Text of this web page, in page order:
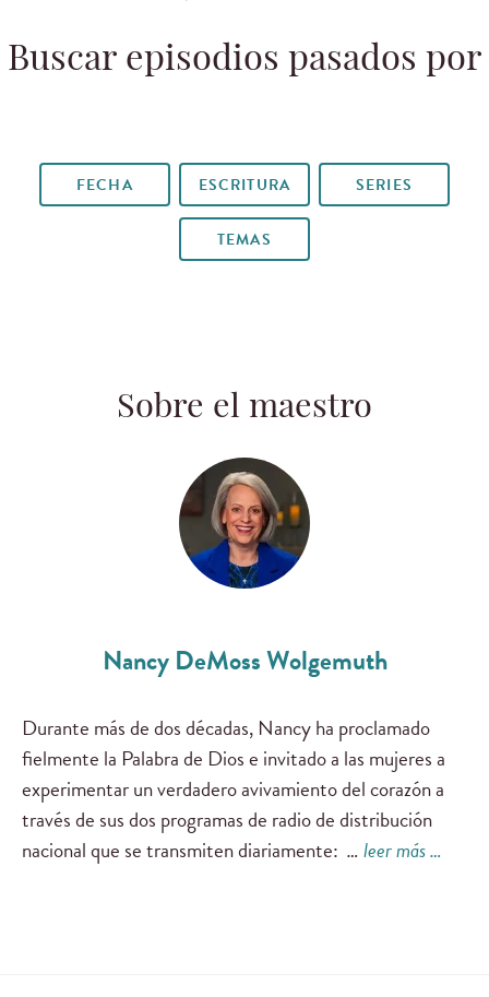
Buscar episodios pasados por
FECHA ESCRITURA SERIES
TEMAS
Sobre el maestro
Nancy DeMoss Wolgemuth
Durante más de dos décadas, Nancy ha proclamado
fielmente la Palabra de Dios e invitado a las mujeres a
experimentar un verdadero avivamiento del corazón a
través de sus dos programas de radio de distribución
nacional que se transmiten diariamente: …leer más …